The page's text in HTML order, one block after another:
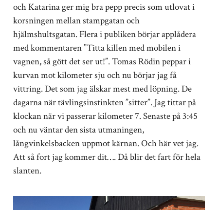
och Katarina ger mig bra pepp precis som utlovat i
korsningen mellan stampgatan och
hjälmshultsgatan. Flera i publiken börjar applådera
med kommentaren ”Titta killen med mobilen i
vagnen, så gött det ser ut!”. Tomas Rödin peppar i
kurvan mot kilometer sju och nu börjar jag få
vittring. Det som jag älskar mest med löpning. De
dagarna när tävlingsinstinkten ”sitter”. Jag tittar på
klockan när vi passerar kilometer 7. Senaste på 3:45
och nu väntar den sista utmaningen,
långvinkelsbacken uppmot kärnan. Och här vet jag.
Att så fort jag kommer dit…. Då blir det fart för hela
slanten.